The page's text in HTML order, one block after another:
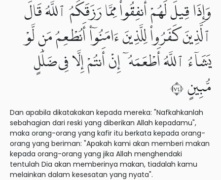
وَإِذَا قِيلَ لَهُمْ أَنفِقُوا۟ مِمَّا رَزَقَكُمُ ٱللَّهُ قَالَ
ٱلَّذِينَ كَفَرُوا۟ لِلَّذِينَ ءَامَنُوٓا۟ أَنُطْعِمُ مَن لَّوْ
يَشَآءُ ٱللَّهُ أَطْعَمَهُۥٓ إِنْ أَنتُمْ إِلَّا فِى ضَلَٰلٍ
مُّبِينٍ ٤٧
Dan apabila dikatakakan kepada mereka: "Nafkahkanlah
sebahagian dari reski yang diberikan Allah kepadamu",
maka orang-orang yang kafir itu berkata kepada orang-
orang yang beriman: "Apakah kami akan memberi makan
kepada orang-orang yang jika Allah menghendaki
tentulah Dia akan memberinya makan, tiadalah kamu
melainkan dalam kesesatan yang nyata".